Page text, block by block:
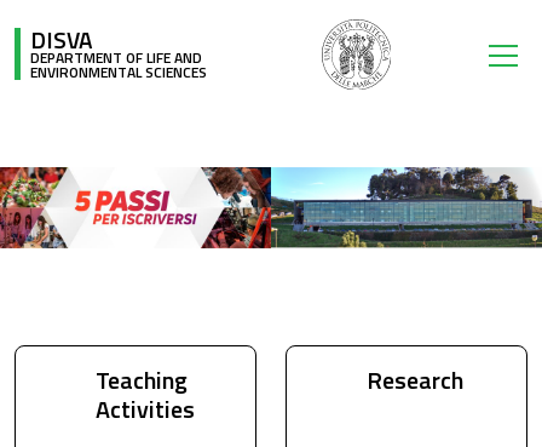
DISVA
DEPARTMENT OF LIFE AND
ENVIRONMENTAL SCIENCES
Teaching
Activities
Research